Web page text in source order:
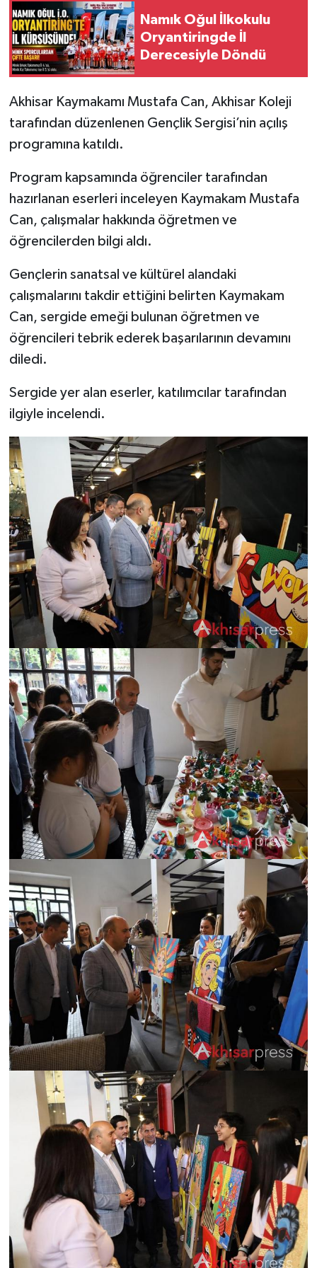
Namık Oğul İlkokulu
Oryantiringde İl
Derecesiyle Döndü
Akhisar Kaymakamı Mustafa Can, Akhisar Koleji
tarafından düzenlenen Gençlik Sergisi’nin açılış
programına katıldı.
Program kapsamında öğrenciler tarafından
hazırlanan eserleri inceleyen Kaymakam Mustafa
Can, çalışmalar hakkında öğretmen ve
öğrencilerden bilgi aldı.
Gençlerin sanatsal ve kültürel alandaki
çalışmalarını takdir ettiğini belirten Kaymakam
Can, sergide emeği bulunan öğretmen ve
öğrencileri tebrik ederek başarılarının devamını
diledi.
Sergide yer alan eserler, katılımcılar tarafından
ilgiyle incelendi.
Akhisar Emlak
Ülke
Etiketler